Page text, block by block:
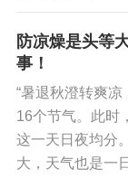
防凉燥是头等
事！
“暑退秋澄转爽
16个节气。此时
这一天日夜均分
大，天气也是一